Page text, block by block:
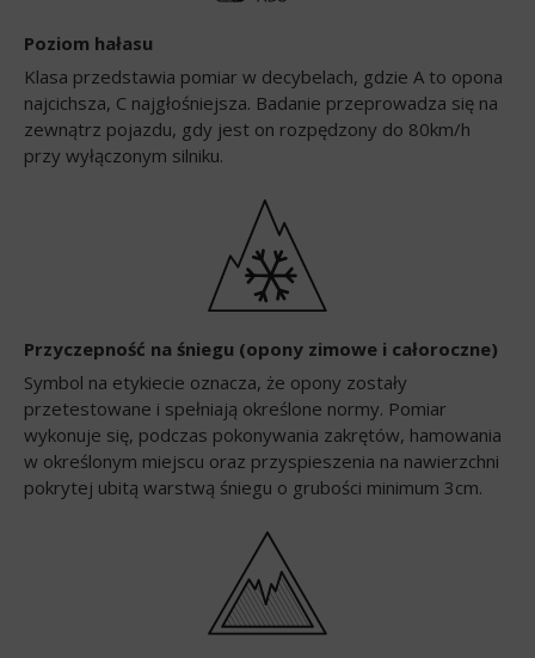
Poziom hałasu
Klasa przedstawia pomiar w decybelach, gdzie A to opona
najcichsza, C najgłośniejsza. Badanie przeprowadza się na
zewnątrz pojazdu, gdy jest on rozpędzony do 80km/h
przy wyłączonym silniku.
Przyczepność na śniegu (opony zimowe i całoroczne)
Symbol na etykiecie oznacza, że opony zostały
przetestowane i spełniają określone normy. Pomiar
wykonuje się, podczas pokonywania zakrętów, hamowania
w określonym miejscu oraz przyspieszenia na nawierzchni
pokrytej ubitą warstwą śniegu o grubości minimum 3cm.